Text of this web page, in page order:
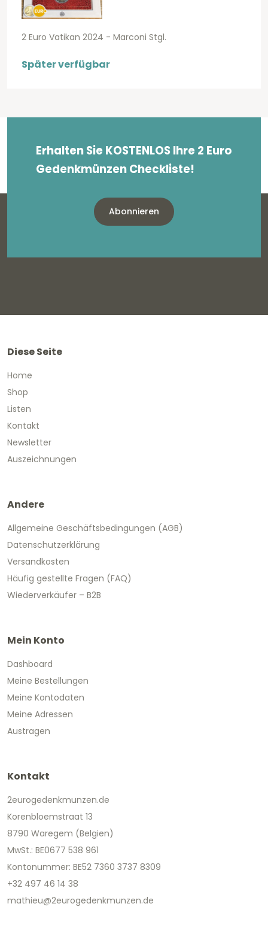
2 Euro Vatikan 2024 - Marconi Stgl.
Später verfügbar
Erhalten Sie KOSTENLOS Ihre 2 Euro
Gedenkmünzen Checkliste!
Abonnieren
Diese Seite
Home
Shop
Listen
Kontakt
Newsletter
Auszeichnungen
Andere
Allgemeine Geschäftsbedingungen (AGB)
Datenschutzerklärung
Versandkosten
Häufig gestellte Fragen (FAQ)
Wiederverkäufer – B2B
Mein Konto
Dashboard
Meine Bestellungen
Meine Kontodaten
Meine Adressen
Austragen
Kontakt
2eurogedenkmunzen.de
Korenbloemstraat 13
8790 Waregem (Belgien)
MwSt.: BE0677 538 961
Kontonummer: BE52 7360 3737 8309
+32 497 46 14 38
mathieu@2eurogedenkmunzen.de